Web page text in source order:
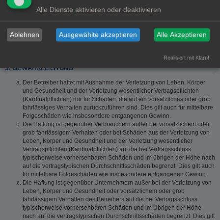
Software von phpBB Limited (www.phpbb.com) handelt;
deutschsprachige Informationen werden durch die deutschsprachige
keinen Einfluss auf die Art und Weise, wie die Software verwendet wird.
Sie können insbesondere die Verwendung der Software für bestimmte
5. GEWÄHRLEISTUNG
Der Betreiber haftet mit Ausnahme der Verletzung von Leben, Körper
und Gesundheit und der Verletzung wesentlicher Vertragspflichten
(Kardinalpflichten) nur für Schäden, die auf ein vorsätzliches oder grob
fahrlässiges Verhalten zurückzuführen sind. Dies gilt auch für mittelbare
Folgeschäden wie insbesondere entgangenen Gewinn.
Die Haftung ist gegenüber Verbrauchern außer bei vorsätzlichem oder
grob fahrlässigem Verhalten oder bei Schäden aus der Verletzung von
Leben, Körper und Gesundheit und der Verletzung wesentlicher
Vertragspflichten (Kardinalpflichten) auf die bei Vertragsschluss
typischerweise vorhersehbaren Schäden und im übrigen der Höhe nach
auf die vertragstypischen Durchschnittsschäden begrenzt. Dies gilt auch
für mittelbare Folgeschäden wie insbesondere entgangenen Gewinn.
Die Haftung ist gegenüber Unternehmern außer bei der Verletzung von
Leben, Körper und Gesundheit oder vorsätzlichem oder grob
fahrlässigem Verhalten des Betreibers auf die bei Vertragsschluss
typischerweise vorhersehbaren Schäden und im Übrigen der Höhe
nach auf die vertragstypischen Durchschnittsschäden begrenzt. Dies gilt
Alle Dienste aktivieren oder deaktivieren
Ablehnen Ausgewählte akzeptieren Alle Akzeptieren
Realisiert mit Klaro!